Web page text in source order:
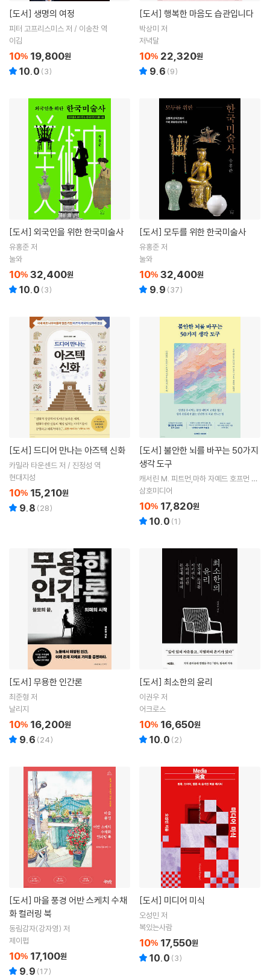
[도서] 생명의 여정
피터 고프리스미스 저 / 이송찬 역
이김
10% 19,800원
10.0 (3)
[도서] 행복한 마음도 습관입니다
박상미 저
저녁달
10% 22,320원
9.6 (9)
[도서] 외국인을 위한 한국미술사
유홍준 저
눌와
10% 32,400원
10.0 (3)
[도서] 모두를 위한 한국미술사
유홍준 저
눌와
10% 32,400원
9.9 (37)
[도서] 드디어 만나는 아즈텍 신화
카밀라 타운센드 저 / 진정성 역
현대지성
10% 15,210원
9.8 (28)
[도서]
생각 도구
캐서린 M. 피트먼,마하 자예드 호프먼 저
/ 김은영 역
삼호미디어
10% 17,820원
10.0 (1)
[도서] 무용한 인간론
최준형 저
날리지
10% 16,200원
9.6 (24)
[도서] 최소한의 윤리
이권우 저
어크로스
10% 16,650원
10.0 (2)
[도서]
화 컬러링 북
동림감자(강자영) 저
제이펍
10% 17,100원
9.9 (17)
[도서] 미디어 미식
오성민 저
복있는사람
10% 17,550원
10.0 (3)